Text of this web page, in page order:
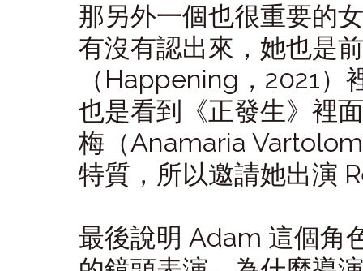
那另外一個也很重要的
有沒有認出來，她也是
（Happening，2021）
也是看到《正發生》裡
梅（Anamaria
特質，所以邀請她出演
最後說明 Adam 這個角